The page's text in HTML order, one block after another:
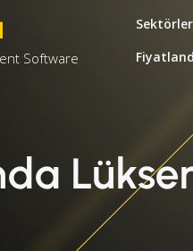
Software
Sektörler